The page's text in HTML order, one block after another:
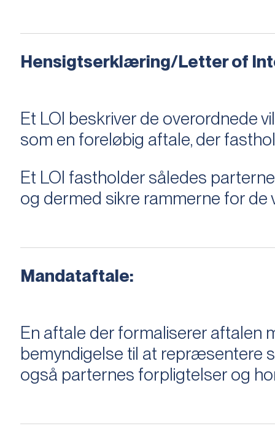
Hensigtserklæring/Letter of
Et LOI beskriver de overordnede
som en foreløbig aftale, der
Et LOI fastholder således
og dermed sikre rammerne for de
Mandataftale:
En aftale der formaliserer
bemyndigelse til at repræsentere
også parternes forpligtelser og